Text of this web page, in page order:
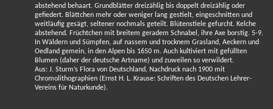
abstehend behaart. Grundblätter dreizählig bis doppelt dreizählig oder
gefiedert. Blättchen mehr oder weniger lang gestielt, eingeschnitten und
weitläufig gesägt, seltener nochmals geteilt. Blütenstiele gefurcht. Kelche
abstehend. Früchtchen mit breitem geradem Schnabel, ihre Axe borstig. 5-9.
In Wäldern und Sümpfen, auf nassem und trocknem Grasland, Aeckern und
Oedland gemein, in den Alpen bis 1650 m. Auch kultiviert mit gefüllten
Blumen (daher der deutsche Artname) und zuweilen so verwildert.
Aus: J. Sturm’s Flora von Deutschland, Nachdruck nach 1900 mit
Chromolithographien (Ernst H. L. Krause: Schriften des Deutschen Lehrer-
Vereins für Naturkunde).